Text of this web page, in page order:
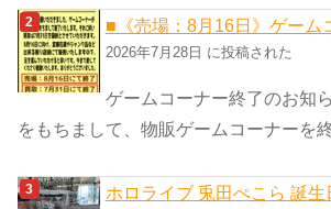
■《売場：8月16日》ゲーム
2026年7月28日 に投稿された
ゲームコーナー終了のお知
をもちまして、物販ゲームコーナーを
ホロライブ 兎田ぺこら 誕生